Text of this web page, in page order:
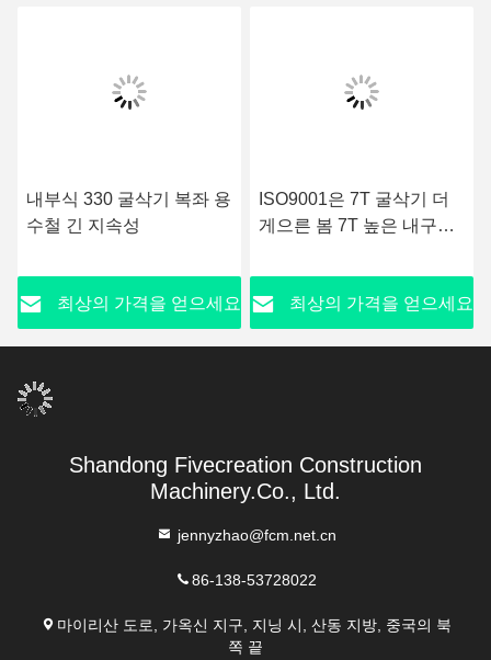
내부식 330 굴삭기 복좌 용
수철 긴 지속성
최상의 가격을 얻으세요
ISO9001은 7T 굴삭기 더
게으른 봄 7T 높은 내구성
최상의 가격을 얻으세요
Shandong Fivecreation Construction
Machinery.Co., Ltd.
jennyzhao@fcm.net.cn
86-138-53728022
마이리산 도로, 가옥신 지구, 지닝 시, 산동 지방, 중국의 북
쪽 끝